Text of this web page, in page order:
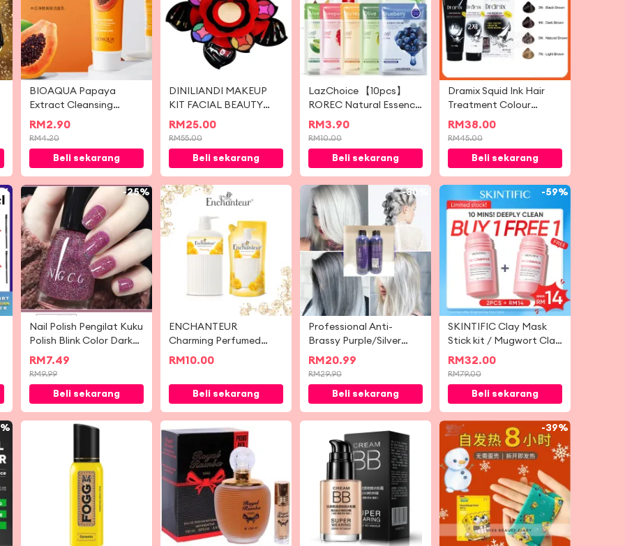
BIOAQUA Papaya
Extract Cleansing
Beauty Skin Cleanser
100g
RM 2.90
RM4.20
Beli sekarang
DINILIANDI MAKEUP
KIT FACIAL BEAUTY
MODEL A29
RM 25.00
RM55.00
Beli sekarang
LazChoice 【10pcs】
ROREC Natural Essence
Facial Mask [sheet mask]
RM 3.90
RM10.00
Beli sekarang
Dramix Squid Ink Hair
Treatment Colour
Cream 1set (250g x 2)
RM 38.00
RM45.00
Beli sekarang
-25%
Nail Polish Pengilat Kuku
Polish Blink Color Dark
Blue Purple Grey Color
指甲油 不可撕拉指甲油
RM 7.49
RM9.99
Beli sekarang
ENCHANTEUR
Charming Perfumed
Shower Gel / Body
/ Shower Foam / Body
Wash
RM 10.00
Beli sekarang
-30%
Professional Anti-
Brassy Purple/Silver
Shampoo For Blonde
Bleached Highlighted
Hair Remove Yellow 发廊
专业去黄洗发液
RM 20.99
RM29.90
Beli sekarang
-59%
SKINTIFIC Clay Mask
Stick kit / Mugwort Clay
Mask Stick + Alaska
Volcano Clay liang
dalam pembersihan Clay
Mask Stick
RM 32.00
RM79.00
Beli sekarang
-39%